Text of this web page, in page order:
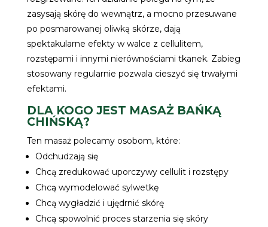
zasysają skórę do wewnątrz, a mocno przesuwane
po posmarowanej oliwką skórze, dają
spektakularne efekty w walce z cellulitem,
rozstępami i innymi nierównościami tkanek. Zabieg
stosowany regularnie pozwala cieszyć się trwałymi
efektami.
DLA KOGO JEST MASAŻ BAŃKĄ
CHIŃSKĄ?
Ten masaż polecamy osobom, które:
Odchudzają się
Chcą zredukować uporczywy cellulit i rozstępy
Chcą wymodelować sylwetkę
Chcą wygładzić i ujędrnić skórę
Chcą spowolnić proces starzenia się skóry